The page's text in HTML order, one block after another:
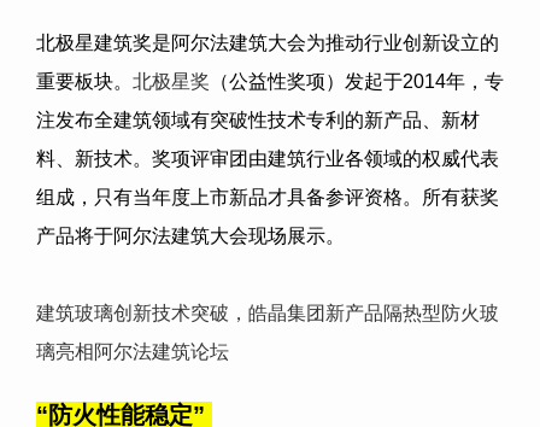
北极星建筑奖是阿尔法建筑大会为推动行业创新设立的
重要板块。 北极星奖 （公益性奖项）发起于2014年，专
注发布全建筑领域有突破性技术专利的新产品、新材
料、新技术。奖项评审团由建筑行业各领域的权威代表
组成，只有当年度上市新品才具备参评资格。所有获奖
产品将于阿尔法建筑大会现场展示。
建筑玻璃创新技术突破，皓晶集团新产品隔热型防火玻
璃亮相阿尔法建筑论坛
“防火性能稳定”